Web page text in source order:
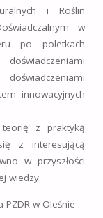
i Roślin
w
po poletkach
innowacyjnych
teorię z praktyką
z interesującą
w przyszłości
wiedzy.
PZDR w Oleśnie